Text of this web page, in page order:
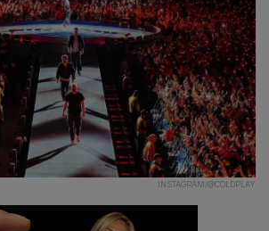
INSTAGRAM/@COLDPLAY